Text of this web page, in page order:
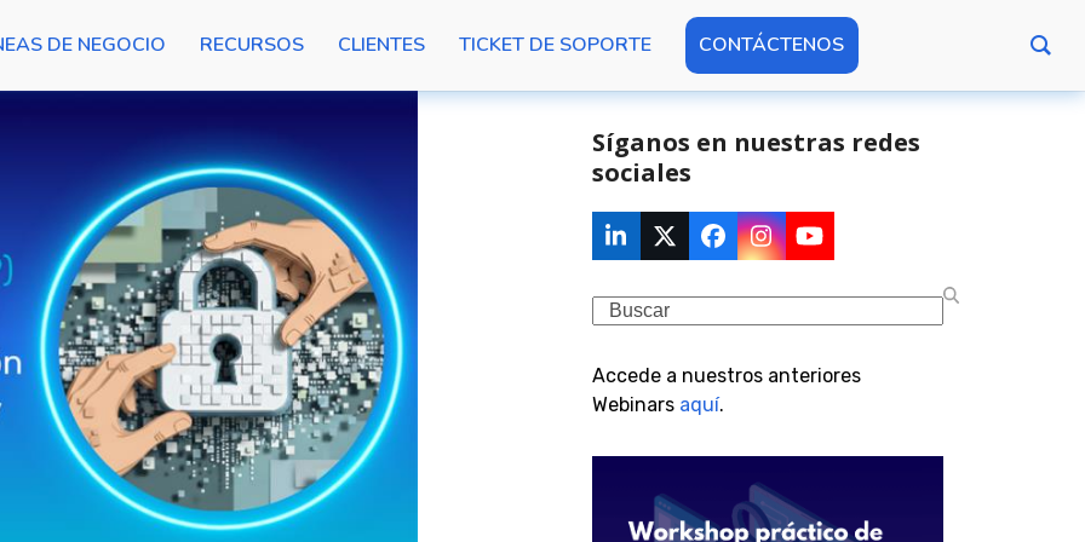
DE NEGOCIO RECURSOS CLIENTES TICKET DE SOPORTE CONTÁCTENOS
Síganos en nuestras redes
sociales
LinkedIn
TwitterFacebook
Instagram
YouTube
Search
Accede a nuestros anteriores
Webinars aquí.